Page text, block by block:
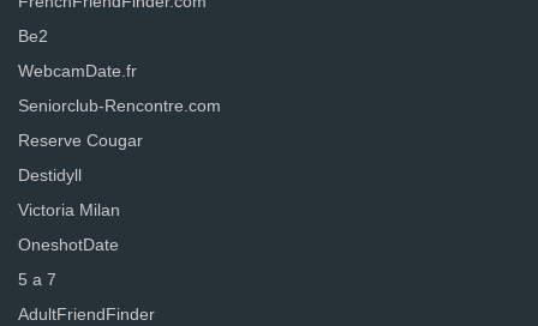
Be2
WebcamDate.fr
Seniorclub-Rencontre.com
Reserve Cougar
Destidyll
Victoria Milan
OneshotDate
5 a 7
AdultFriendFinder